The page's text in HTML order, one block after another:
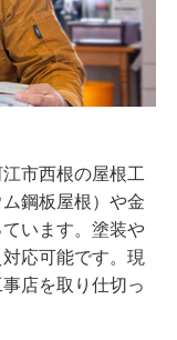
市西根の屋根工
鋼板屋根）や金
います。塗装や
応可能です。現
店を取り仕切っ